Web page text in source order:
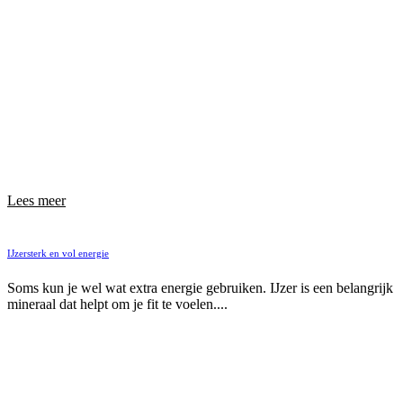
Lees meer
IJzersterk en vol energie
Soms kun je wel wat extra energie gebruiken. IJzer is een belangrijk
mineraal dat helpt om je fit te voelen....